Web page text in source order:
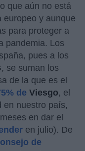
que aún no está
europeo y aunque
para proteger a
pandemia. Los
pues a los
se suman los
de la que es el
de Viesgo, el
en nuestro país,
en dar el
en julio). De
de